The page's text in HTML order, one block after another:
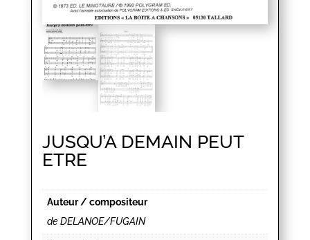
JUSQU’A DEMAIN PEUT
ETRE
Auteur / compositeur
de DELANOE/FUGAIN